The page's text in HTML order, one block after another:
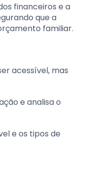
financeiros e a
que a
familiar.
acessível, mas
e analisa o
e os tipos de